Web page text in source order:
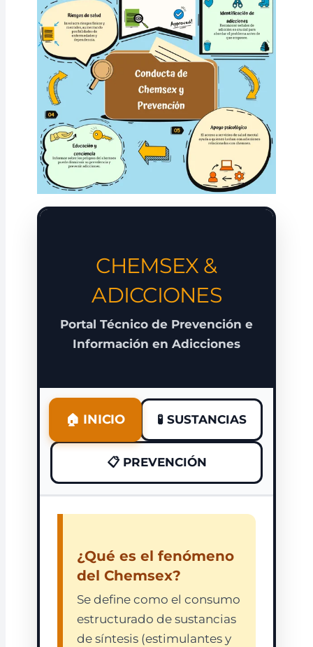
CHEMSEX &
ADICCIONES
Portal Técnico de Prevención e
Información en Adicciones
🏠 INICIO 🧪 SUSTANCIAS
📋 PREVENCIÓN
¿Qué es el fenómeno
del Chemsex?
Se define como el consumo
estructurado de sustancias
de síntesis (estimulantes y